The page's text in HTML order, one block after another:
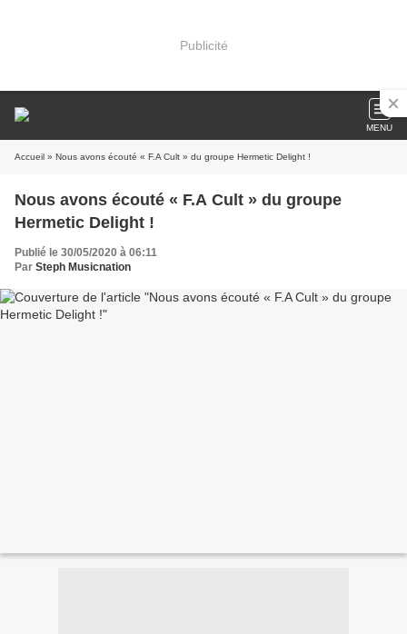
Publicité
MENU
Accueil » Nous avons écouté « F.A Cult » du groupe Hermetic Delight !
Nous avons écouté « F.A Cult » du groupe
Hermetic Delight !
Publié le 30/05/2020 à 06:11
Par Steph Musicnation